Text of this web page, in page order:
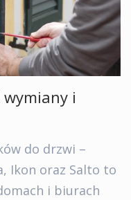
i
do drzwi –
Ikon oraz Salto to
i biurach